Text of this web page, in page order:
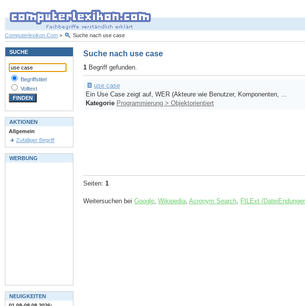
Computerlexikon.Com > Suche nach use case
Suche nach use case
1 Begriff gefunden.
use case
Ein Use Case zeigt auf, WER (Akteure wie Benutzer, Komponenten, ...
Kategorie Programmierung > Objektorientiert
Seiten: 1
Weitersuchen bei Google Wikipedia Acronym Search FILExt
SUCHE
Begriffstitel
Volltext
AKTIONEN
Allgemein
Zufälliger Begriff
WERBUNG
NEUIGKEITEN